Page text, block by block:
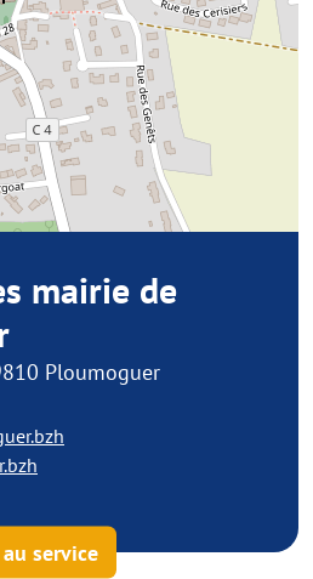
mairie de
Ploumoguer
service